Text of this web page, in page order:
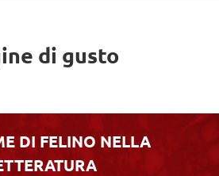
di gusto
DI FELINO NELLA